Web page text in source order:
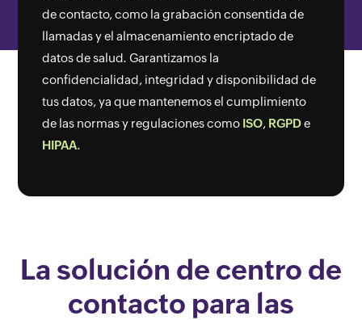
de contacto, como la grabación consentida de
llamadas y el almacenamiento encriptado de
datos de salud. Garantizamos la
confidencialidad, integridad y disponibilidad de
tus datos, ya que mantenemos el cumplimiento
de las normas y regulaciones como ISO, RGPDe
HIPAA.
La solución de centro de
contacto para las